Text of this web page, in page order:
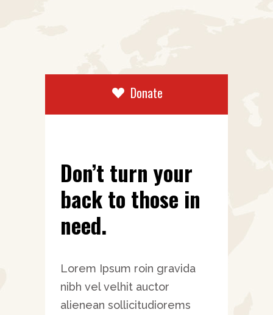
Donate
Don’t turn your
back to those in
need.
Lorem Ipsum roin gravida
nibh vel velhit auctor
alienean sollicitudiorems